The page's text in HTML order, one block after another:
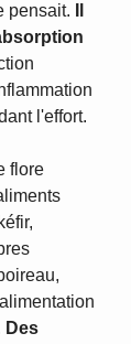
pensait.
l'effort.
flore
Des